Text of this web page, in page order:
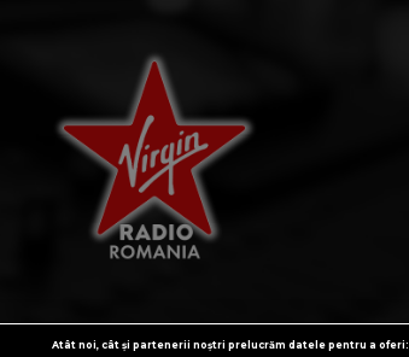
Atât noi, cât și partenerii noștri prelucrăm datele pentru a oferi: